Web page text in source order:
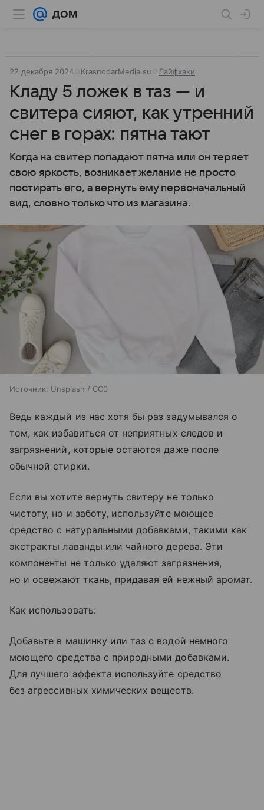
22 декабря 2024 KrasnodarMedia.su Лайфхаки
Кладу 5 ложек в таз — и
свитера сияют, как утренний
снег в горах: пятна тают
Когда на свитер попадают пятна или он теряет
свою яркость, возникает желание не просто
постирать его, а вернуть ему первоначальный
вид, словно только что из магазина.
Источник: Unsplash / CC0
Ведь каждый из нас хотя бы раз задумывался о
том, как избавиться от неприятных следов и
загрязнений, которые остаются даже после
обычной стирки.
Если вы хотите вернуть свитеру не только
чистоту, но и заботу, используйте моющее
средство с натуральными добавками, такими как
экстракты лаванды или чайного дерева. Эти
компоненты не только удаляют загрязнения,
но и освежают ткань, придавая ей нежный аромат.
Как использовать:
Добавьте в машинку или таз с водой немного
моющего средства с природными добавками.
Для лучшего эффекта используйте средство
без агрессивных химических веществ.